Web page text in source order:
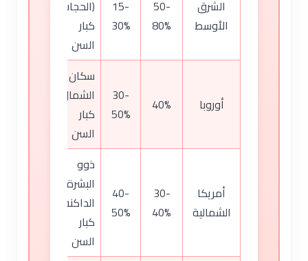
الشرق
الأوسط
50-
80%
15-
30%
(الحجاب)،
كبار
السن
أوروبا 40%
30-
50%
سكان
الشمال،
كبار
السن
أمريكا
الشمالية
30-
40%
40-
50%
ذوو
البشرة
الداكنة،
كبار
السن